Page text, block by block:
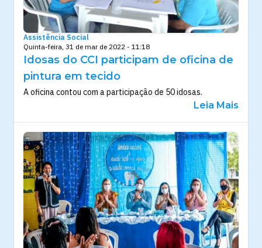
Assistência Social
Quinta-feira, 31 de mar de 2022 - 11:18
Idosas do CCI participam de oficina de
pintura em tecido
A oficina contou com a participação de 50 idosas.
Leia Mais